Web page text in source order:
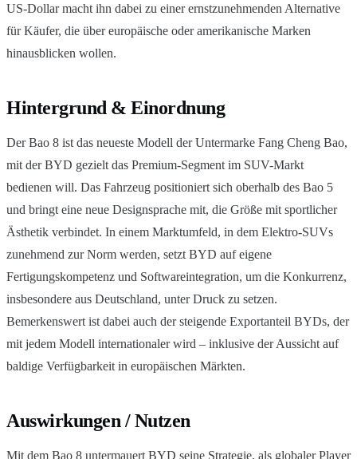
US-Dollar macht ihn dabei zu einer ernstzunehmenden Alternative
für Käufer, die über europäische oder amerikanische Marken
hinausblicken wollen.
Hintergrund & Einordnung
Der Bao 8 ist das neueste Modell der Untermarke Fang Cheng Bao,
mit der BYD gezielt das Premium-Segment im SUV-Markt
bedienen will. Das Fahrzeug positioniert sich oberhalb des Bao 5
und bringt eine neue Designsprache mit, die Größe mit sportlicher
Ästhetik verbindet. In einem Marktumfeld, in dem Elektro-SUVs
zunehmend zur Norm werden, setzt BYD auf eigene
Fertigungskompetenz und Softwareintegration, um die Konkurrenz,
insbesondere aus Deutschland, unter Druck zu setzen.
Bemerkenswert ist dabei auch der steigende Exportanteil BYDs, der
mit jedem Modell internationaler wird – inklusive der Aussicht auf
baldige Verfügbarkeit in europäischen Märkten.
Auswirkungen / Nutzen
Mit dem Bao 8 untermauert BYD seine Strategie, als globaler Player